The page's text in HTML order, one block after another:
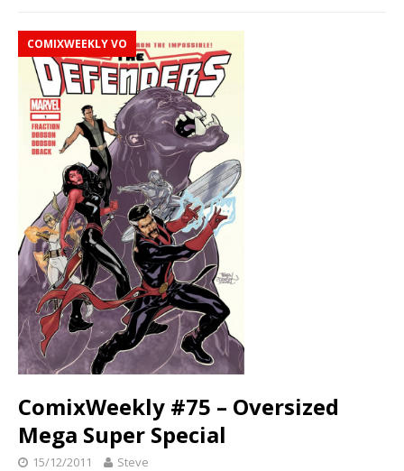
COMIXWEEKLY VO
ComixWeekly #75 – Oversized
Mega Super Special
15/12/2011 Steve